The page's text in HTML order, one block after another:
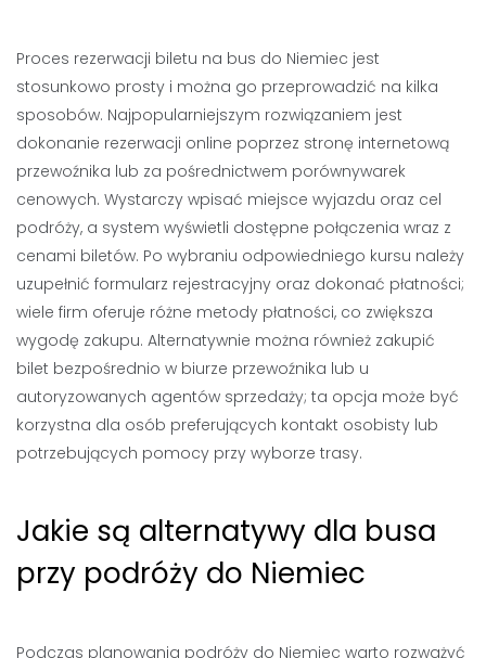
Proces rezerwacji biletu na bus do Niemiec jest
stosunkowo prosty i można go przeprowadzić na kilka
sposobów. Najpopularniejszym rozwiązaniem jest
dokonanie rezerwacji online poprzez stronę internetową
przewoźnika lub za pośrednictwem porównywarek
cenowych. Wystarczy wpisać miejsce wyjazdu oraz cel
podróży, a system wyświetli dostępne połączenia wraz z
cenami biletów. Po wybraniu odpowiedniego kursu należy
uzupełnić formularz rejestracyjny oraz dokonać płatności;
wiele firm oferuje różne metody płatności, co zwiększa
wygodę zakupu. Alternatywnie można również zakupić
bilet bezpośrednio w biurze przewoźnika lub u
autoryzowanych agentów sprzedaży; ta opcja może być
korzystna dla osób preferujących kontakt osobisty lub
potrzebujących pomocy przy wyborze trasy.
Jakie są alternatywy dla busa
przy podróży do Niemiec
Podczas planowania podróży do Niemiec warto rozważyć